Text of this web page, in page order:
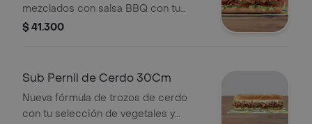
mezclados con salsa BBQ con tu
elección de quesos, salsas y
$ 41.300
Sub Pernil de Cerdo 30Cm
Nueva fórmula de trozos de cerdo
con tu selección de vegetales y